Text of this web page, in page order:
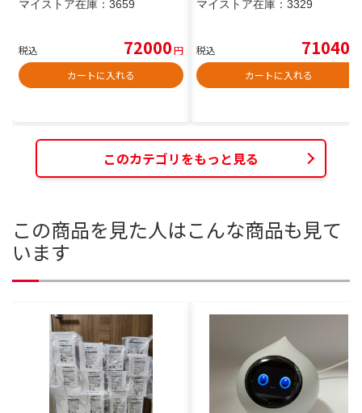
マイストア在庫： 3659
税込 72000円
カートに入れる
マイストア在庫： 3329
税込 71040
カートに入れる
このカテゴリをもっと見る
この商品を見た人はこんな商品も見て
います